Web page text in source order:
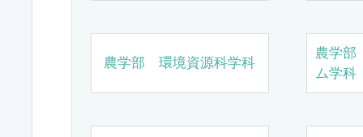
農学部 環境資源科学科
農学
ム学科